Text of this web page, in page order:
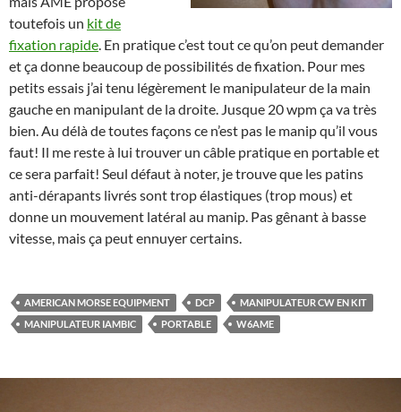
toutefois un kit de
fixation rapide. En pratique c’est tout ce qu’on peut demander
et ça donne beaucoup de possibilités de fixation. Pour mes
petits essais j’ai tenu légèrement le manipulateur de la main
gauche en manipulant de la droite. Jusque 20 wpm ça va très
bien. Au délà de toutes façons ce n’est pas le manip qu’il vous
faut! Il me reste à lui trouver un câble pratique en portable et
ce sera parfait! Seul défaut à noter, je trouve que les patins
anti-dérapants livrés sont trop élastiques (trop mous) et
donne un mouvement latéral au manip. Pas gênant à basse
vitesse, mais ça peut ennuyer certains.
AMERICAN MORSE EQUIPMENT DCP
MANIPULATEUR CW EN KIT
MANIPULATEUR IAMBIC
PORTABLE W6AME